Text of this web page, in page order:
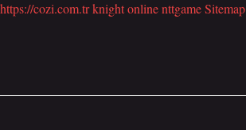
https://cozi.com.trknight onlinenttgameSitemap